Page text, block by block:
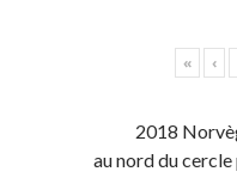
« ‹
2018
au nord du cercle